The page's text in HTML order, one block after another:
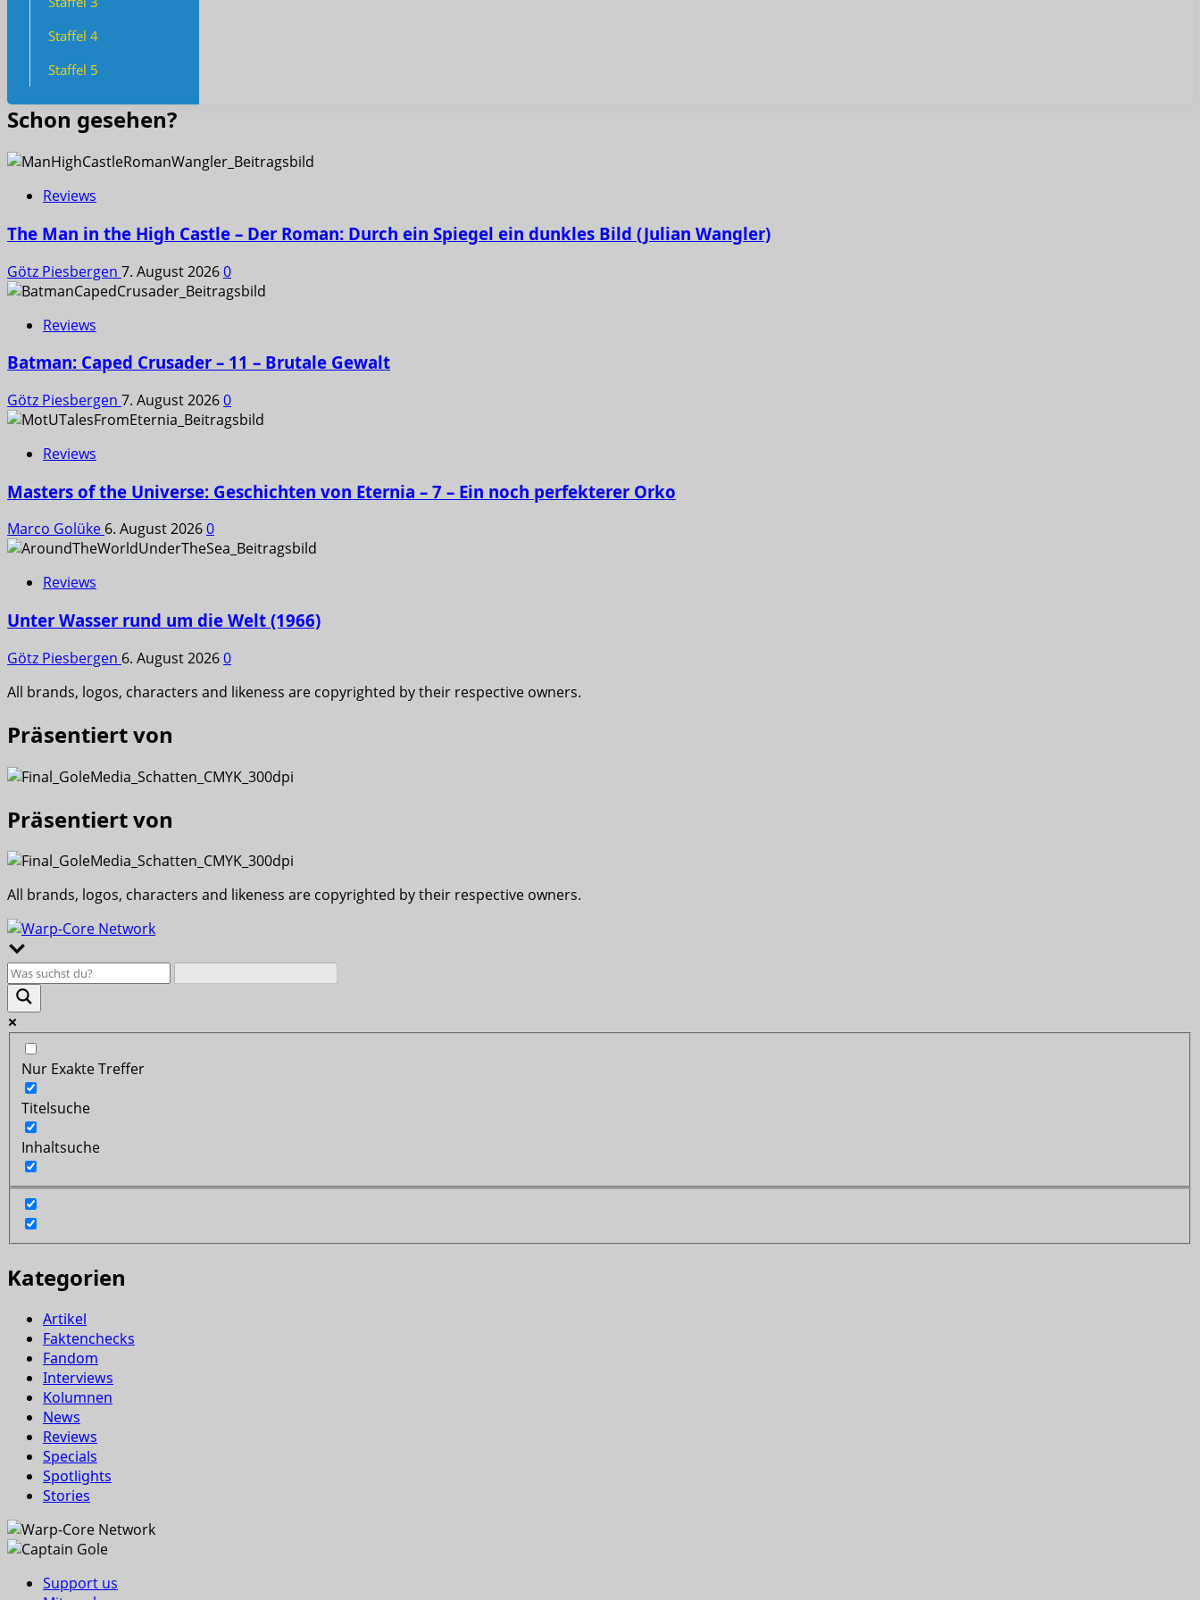
Staffel 4
Staffel 5
Schon gesehen?
Reviews
The Man in the High Castle – Der Roman: Durch ein Spiegel ein dunkles Bild (Julian Wangler)
Götz Piesbergen 7. August 20260
Reviews
Batman: Caped Crusader – 11 – Brutale Gewalt
Götz Piesbergen 7. August 20260
Reviews
Masters of the Universe: Geschichten von Eternia – 7 – Ein noch perfekterer Orko
Marco Golüke 6. August 20260
Reviews
Unter Wasser rund um die Welt (1966)
Götz Piesbergen 6. August 20260
All brands, logos, characters and likeness are copyrighted by their respective owners.
Präsentiert von
Präsentiert von
All brands, logos, characters and likeness are copyrighted by their respective owners.
Nur Exakte Treffer
Titelsuche
Inhaltsuche
Kategorien
Artikel
Faktenchecks
Fandom
Interviews
Kolumnen
News
Reviews
Specials
Spotlights
Stories
Support us